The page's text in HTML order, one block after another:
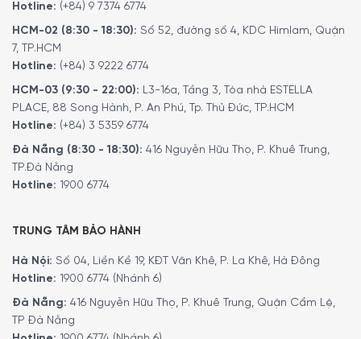
Hotline: (+84) 9 7374 6774
HCM-02 (8:30 - 18:30): Số 52, đường số 4, KDC Himlam, Quận
7, TP.HCM
Hotline: (+84) 3 9222 6774
HCM-03 (9:30 - 22:00): L3-16a, Tầng 3, Tòa nhà ESTELLA
PLACE, 88 Song Hành, P. An Phú, Tp. Thủ Đức, TP.HCM
Hotline: (+84) 3 5359 6774
Đà Nẵng (8:30 - 18:30): 416 Nguyễn Hữu Thọ, P. Khuê Trung,
TP.Đà Nẵng
Hotline: 1900 6774
TRUNG TÂM BẢO HÀNH
Hà Nội: Số 04, Liền Kề 19, KĐT Văn Khê, P. La Khê, Hà Đông
Hotline: 1900 6774 (Nhánh 6)
Đà Nẵng: 416 Nguyễn Hữu Thọ, P. Khuê Trung, Quận Cẩm Lệ,
TP Đà Nẵng